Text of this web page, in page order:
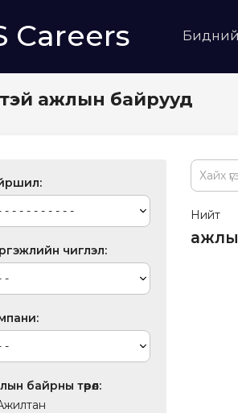
Careers Бидний
ажлын байрууд
чиглэл
байрны төрөл
Нийт